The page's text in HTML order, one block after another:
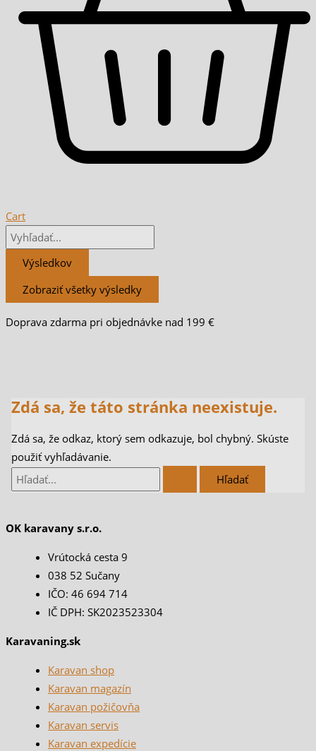
Cart
Výsledkov
Zobraziť všetky výsledky
Doprava zdarma pri objednávke nad 199 €
Zdá sa, že táto stránka neexistuje.
Zdá sa, že odkaz, ktorý sem odkazuje, bol chybný. Skúste
použiť vyhľadávanie.
OK karavany s.r.o.
Vrútocká cesta 9
038 52 Sučany
IČO: 46 694 714
IČ DPH: SK2023523304
Karavaning.sk
Karavan shop
Karavan magazín
Karavan požičovňa
Karavan servis
Karavan expedície